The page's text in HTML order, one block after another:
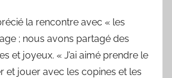
la rencontre avec « les
; nous avons partagé des
et joyeux. « J’ai aimé prendre le
et jouer avec les copines et les